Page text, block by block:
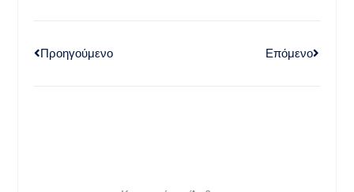
Προηγούμενο Επόμενο